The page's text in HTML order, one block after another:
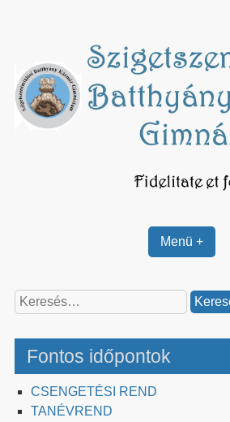
Menü +
Keresés:
Fontos időpontok
CSENGETÉSI REND
TANÉVREND